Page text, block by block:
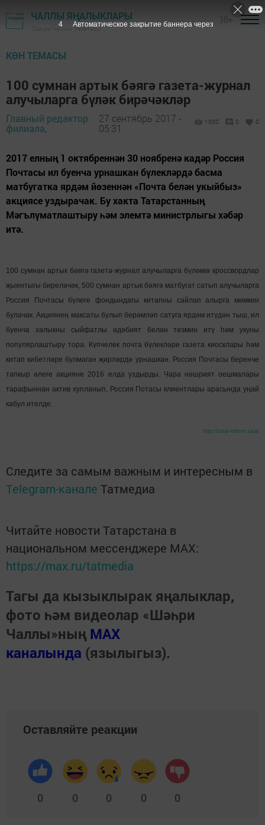
ЧАЛЛЫ ЯҢАЛЫКЛАРЫ
"Шәһри Чаллы" газетасы
КӨН ТЕМАСЫ
100 сумнан артык бәягә газета-журнал
алучыларга бүләк бирәчәкләр
Главный редактор
филиала,
27 сентябрь 2017 -
05:31
1500 0 0
2017 елның 1 октябреннән 30 ноябренә кадәр Россия
Почтасы ил буенча урнашкан бүлекләрдә басма
матбугатка ярдәм йөзеннән «Почта белән укыйбыз»
акциясе уздырачак. Бу хакта Татарстанның
Мәгълүматлаштыру һәм элемтә министрлыгы хәбәр
итә.
100 сумнан артык бәягә газета-журнал алучыларга бүләккә кроссвордлар
җыентыгы биреләчәк, 500 сумнан артык бәягә матбугат сатып алучыларга
Россия Почтасы бүлеге фондындагы китапны сайлап алырга мөмкин
булачак.Акциянең максаты булып берәмләп сатуга ярдәм итүдән тыш, ил
буенча халыкны сыйфатлы әдәбият белән тәэмин итү һәм укуны
популярлаштыру тора. Күпчелек почта бүлекләре газета киосклары һәм
китап кибетләре булмаган җирләрдә урнашкан. Россия Почтасы беренче
тапкыр әлеге акцияне 2016 елда уздырды. Чара нәшрият оешмалары
тарафыннан актив хупланып, Россия Потасы клиентлары арасында уңай
кабул ителде.
http://tatar-inform.tatar
Следите за самым важным и интересным в
Telegram-канале Татмедиа
Читайте новости Татарстана в
национальном мессенджере MАХ:
https://max.ru/tatmedia
Тагы да кызыклырак яңалыклар,
фото һәм видеолар «Шәһри
Чаллы»ның MAX
каналында (язылыгыз).
Оставляйте реакции
0 0 0 0 0
3 Автоматическое закрытие баннера через